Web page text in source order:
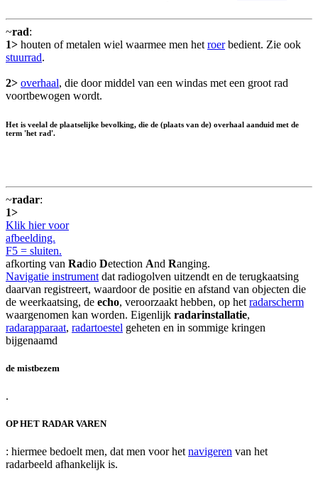
~rad:
1> houten of metalen wiel waarmee men het roerbedient. Zie ook
stuurrad.
2> overhaal, die door middel van een windas met een groot rad
voortbewogen wordt.
Het is veelal de plaatselijke bevolking, die de (plaats van de) overhaal aanduid met de
term 'het rad'.
~radar:
1>
Klik hier voor
afbeelding.
F5 = sluiten.
afkorting van Radio Detection And Ranging.
Navigatie instrument dat radiogolven uitzendt en de terugkaatsing
daarvan registreert, waardoor de positie en afstand van objecten die
de weerkaatsing, de echo, veroorzaakt hebben, op het radarscherm
waargenomen kan worden. Eigenlijk radarinstallatie,
radarapparaat, radartoestel geheten en in sommige kringen
bijgenaamd
de mistbezem
.
OP HET RADAR VAREN
: hiermee bedoelt men, dat men voor het navigeren van het
radarbeeld afhankelijk is.